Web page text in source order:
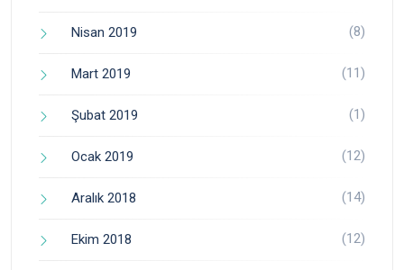
Nisan 2019 (8)
Mart 2019 (11)
Şubat 2019 (1)
Ocak 2019 (12)
Aralık 2018 (14)
Ekim 2018 (12)